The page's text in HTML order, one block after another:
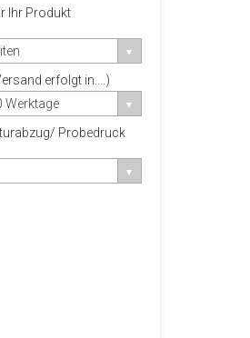
Ihr Produkt
erfolgt in....)
Werktage
Probedruck